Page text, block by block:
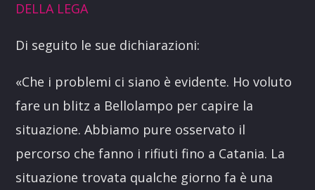
DELLA LEGA
Di seguito le sue dichiarazioni:
«Che i problemi ci siano è evidente. Ho voluto
fare un blitz a Bellolampo per capire la
situazione. Abbiamo pure osservato il
percorso che fanno i rifiuti fino a Catania. La
situazione trovata qualche giorno fa è una